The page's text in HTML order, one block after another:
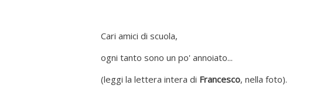
Cari amici di scuola,
ogni tanto sono un po' annoiato...
(leggi la lettera intera di Francesco, nella foto).